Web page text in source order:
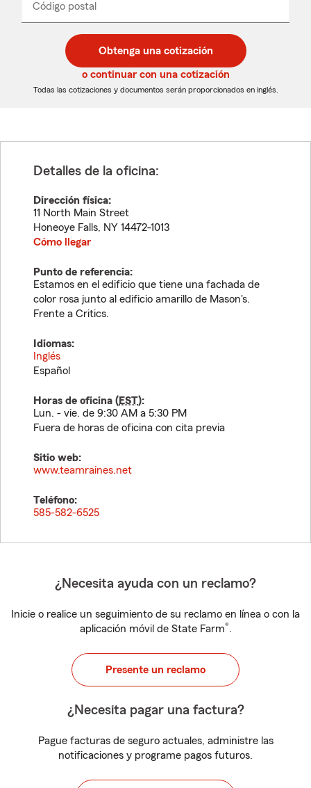
desplegable
Código postal
de
5
dígitos
de
5
dígitos
_____
Obtenga una cotización
o continuar con una cotización
Todas las cotizaciones y documentos serán proporcionados en inglés.
Detalles de la oficina:
Dirección física:
11 North Main Street
Honeoye Falls, NY 14472-1013
Cómo llegar
Punto de referencia:
Estamos en el edificio que tiene una fachada de
color rosa junto al edificio amarillo de Mason's.
Frente a Critics.
Idiomas:
Inglés
Español
Horas de oficina (EST):
Lun. - vie. de 9:30 AM a 5:30 PM
Fuera de horas de oficina con cita previa
Sitio web:
www.teamraines.net
Teléfono:
585-582-6525
¿Necesita ayuda con un reclamo?
Inicie o realice un seguimiento de su reclamo en línea o con la
aplicación móvil de State Farm®.
Presente un reclamo
¿Necesita pagar una factura?
Pague facturas de seguro actuales, administre las
notificaciones y programe pagos futuros.